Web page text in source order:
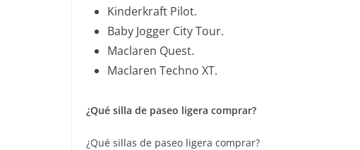
Kinderkraft Pilot.
Baby Jogger City Tour.
Maclaren Quest.
Maclaren Techno XT.
¿Qué silla de paseo ligera comprar?
¿Qué sillas de paseo ligera comprar?